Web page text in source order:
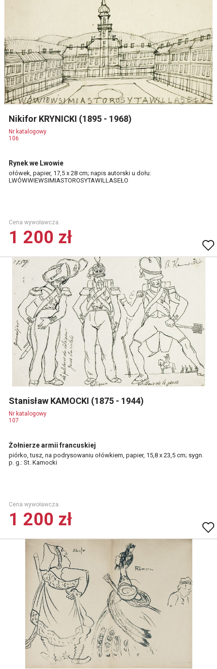
Nikifor KRYNICKI (1895 - 1968)
Nr katalogowy
106
Rynek we Lwowie
ołówek, papier, 17,5 x 28 cm; napis autorski u dołu:
LWÓWWIEWSIMIASTOROSYTAWILLASEŁO
Cena wywoławcza.
1 200 zł
Stanisław KAMOCKI (1875 - 1944)
Nr katalogowy
107
Żołnierze armii francuskiej
piórko, tusz, na podrysowaniu ołówkiem, papier, 15,8 x 23,5 cm; sygn.
p. g.: St. Kamocki
Cena wywoławcza.
1 200 zł